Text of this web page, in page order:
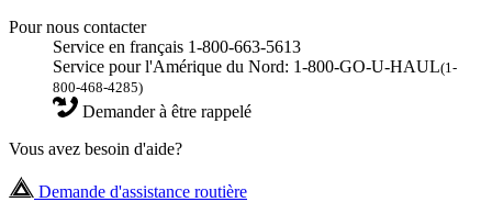
Pour nous contacter
Service en français 1-800-663-5613
Service pour l'Amérique du Nord: 1-800-GO-U-HAUL(1-
800-468-4285)
Demander à être rappelé
Vous avez besoin d'aide?
Demande d'assistance routière